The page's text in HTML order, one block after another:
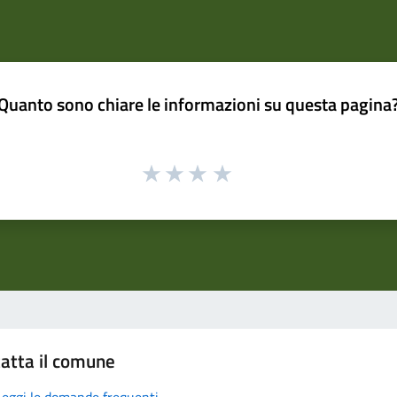
sono chiare le informazioni su questa
il comune